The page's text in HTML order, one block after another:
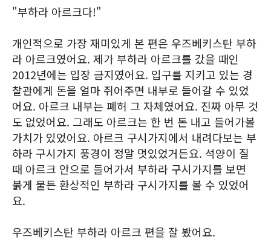
"부하라 아르크다!"
개인적으로 가장 재미있게 본 편은 우즈베키스탄 부하
라 아르크였어요. 제가 부하라 아르크를 갔을 때인
2012년에는 입장 금지였어요. 입구를 지키고 있는 경
찰관에게 돈을 얼마 쥐어주면 내부로 들어갈 수 있었
어요. 아르크 내부는 폐허 그 자체였어요. 진짜 아무 것
도 없었어요. 그래도 아르크는 한 번 돈 내고 들어가볼
가치가 있었어요. 아르크 구시가지에서 내려다보는 부
하라 구시가지 풍경이 정말 멋있었거든요. 석양이 질
때 아르크 안으로 들어가서 부하라 구시가지를 보면
붉게 물든 환상적인 부하라 구시가지를 볼 수 있었어
요.
우즈베키스탄 부하라 아르크 편을 잘 봤어요.